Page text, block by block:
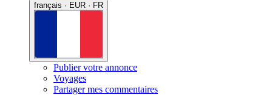
français · EUR · FR
Publier votre annonce
Voyages
Partager mes commentaires